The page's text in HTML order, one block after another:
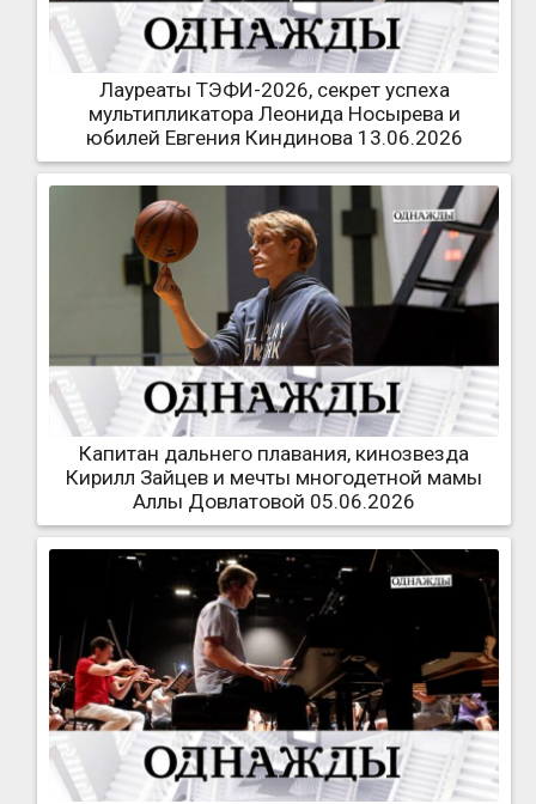
Лауреаты ТЭФИ-2026, секрет успеха
мультипликатора Леонида Носырева и
юбилей Евгения Киндинова 13.06.2026
Капитан дальнего плавания, кинозвезда
Кирилл Зайцев и мечты многодетной мамы
Аллы Довлатовой 05.06.2026